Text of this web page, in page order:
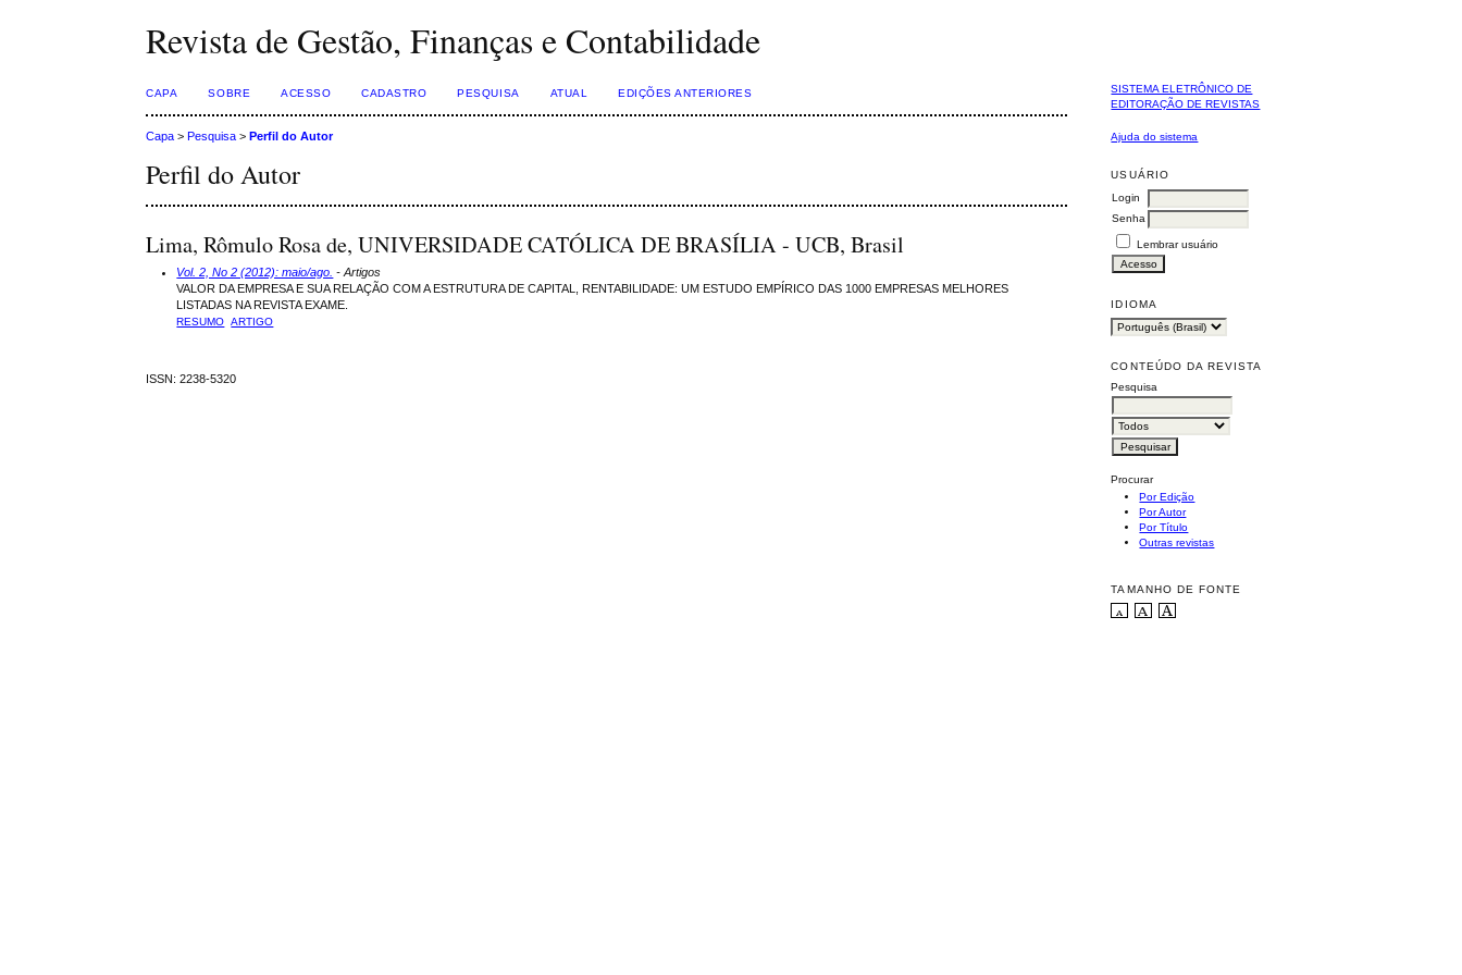
Revista de Gestão, Finanças e Contabilidade
SISTEMA ELETRÔNICO DE
EDITORAÇÃO DE REVISTAS
Ajuda do sistema
USUÁRIO
Login
Senha
Lembrar usuário
IDIOMA
CONTEÚDO DA REVISTA
Pesquisa
Procurar
Por Edição
Por Autor
Por Título
Outras revistas
TAMANHO DE FONTE
CAPA SOBRE ACESSO CADASTRO PESQUISA ATUAL EDIÇÕES ANTERIORES
Capa >Pesquisa >Perfil do Autor
Perfil do Autor
Lima, Rômulo Rosa de, UNIVERSIDADE CATÓLICA DE BRASÍLIA - UCB, Brasil
Vol. 2, No 2 (2012): maio/ago. - Artigos
VALOR DA EMPRESA E SUA RELAÇÃO COM A ESTRUTURA DE CAPITAL, RENTABILIDADE: UM ESTUDO EMPÍRICO DAS 1000 EMPRESAS MELHORES
LISTADAS NA REVISTA EXAME.
RESUMO ARTIGO
ISSN: 2238-5320